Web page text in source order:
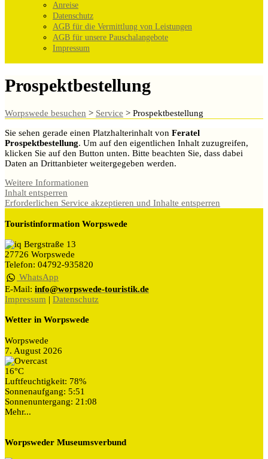
Anreise
Datenschutz
AGB für die Vermittlung von Leistungen
AGB für unsere Pauschalangebote
Impressum
Prospektbestellung
Worpswede besuchen > Service > Prospektbestellung
Sie sehen gerade einen Platzhalterinhalt von Feratel
Prospektbestellung. Um auf den eigentlichen Inhalt zuzugreifen,
klicken Sie auf den Button unten. Bitte beachten Sie, dass dabei
Daten an Drittanbieter weitergegeben werden.
Weitere Informationen
Inhalt entsperren
Erforderlichen Service akzeptieren und Inhalte entsperren
Touristinformation Worpswede
Bergstraße 13
27726 Worpswede
Telefon: 04792-935820
WhatsApp
E-Mail: info@worpswede-touristik.de
Impressum | Datenschutz
Wetter in Worpswede
Worpswede
7. August 2026
16°C
Luftfeuchtigkeit: 78%
Sonnenaufgang: 5:51
Sonnenuntergang: 21:08
Mehr...
Worpsweder Museumsverbund